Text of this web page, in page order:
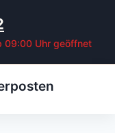
09:00 Uhr geöffnet